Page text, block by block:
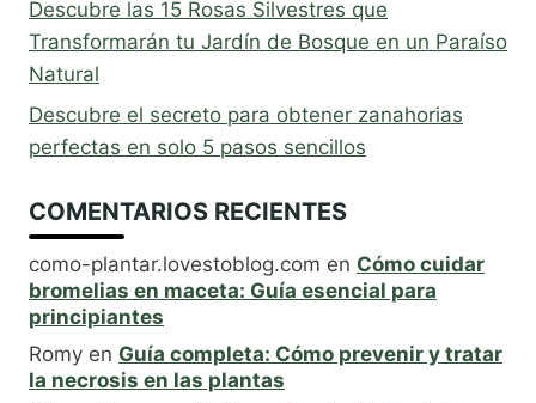
Descubre las 15 Rosas Silvestres que
Transformarán tu Jardín de Bosque en un Paraíso
Natural
Descubre el secreto para obtener zanahorias
perfectas en solo 5 pasos sencillos
COMENTARIOS RECIENTES
como-plantar.lovestoblog.com en Cómo cuidar
bromelias en maceta: Guía esencial para
principiantes
Romy en Guía completa: Cómo prevenir y tratar
la necrosis en las plantas